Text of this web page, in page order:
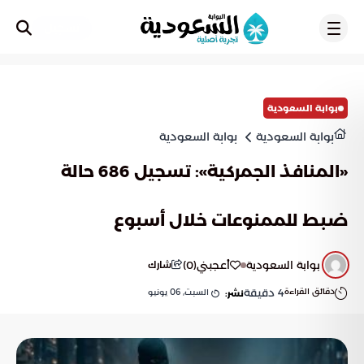
بوابة السعودية
بوابة السعودية بوابة السعودية
«المنافذ الجمركية»: تسجيل 686 حالة
ضبط للممنوعات خلال أسبوع
بوابة السعودية أعجبني(
0
) شارك
دقائق القراءة4 دقيقةنشر: السبت, 06 يونيو